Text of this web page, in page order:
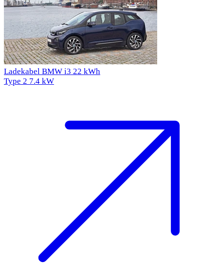
Ladekabel BMW i3 22 kWh
Type 2 7.4 kW